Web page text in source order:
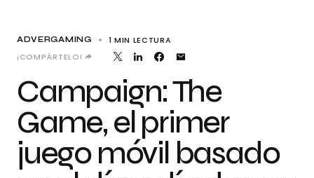
ADVERGAMING
1 MIN LECTURA
¡COMPÁRTELO!
Campaign: The
Game, el primer
juego móvil basado